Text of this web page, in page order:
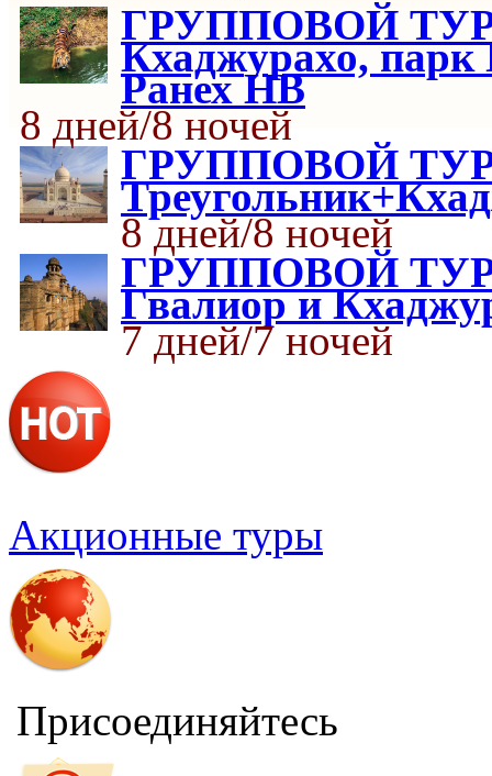
ГРУППОВОЙ ТУР
Кхаджурахо, парк
Ранех HB
8 дней/8 ночей
ГРУППОВОЙ ТУР
8 дней/8 ночей
ГРУППОВОЙ ТУР
Гвалиор и
7 дней/7 ночей
Акционные туры
Присоединяйтесь